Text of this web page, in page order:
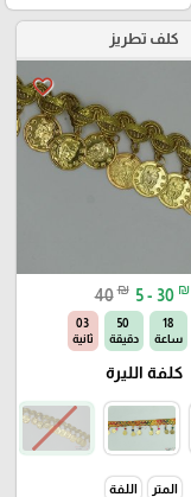
كلف تطريز
favorite_border
40 ₪ 5 - 30 ₪
18
ساعة
50
دقيقة
02
ثانية
كلفة الليرة
المتر اللفة